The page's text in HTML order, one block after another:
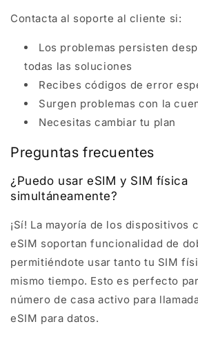
Contacta al soporte al cliente si:
Los problemas persisten
todas las soluciones
Recibes códigos de error
Surgen problemas con la
Necesitas cambiar tu plan
Preguntas frecuentes
¿Puedo usar eSIM y SIM física
simultáneamente?
¡Sí! La mayoría de los dispositivos
eSIM soportan funcionalidad de
permitiéndote usar tanto tu SIM
mismo tiempo. Esto es perfecto
número de casa activo para
eSIM para datos.